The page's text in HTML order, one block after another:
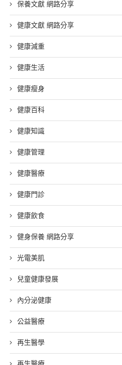
保養文獻 網路分享
健康文獻 網路分享
健康減重
健康生活
健康瘦身
健康百科
健康知識
健康管理
健康醫療
健康門診
健康飲食
健身保養 網路分享
光電美肌
兒童健康發展
內分泌健康
公益醫療
再生醫學